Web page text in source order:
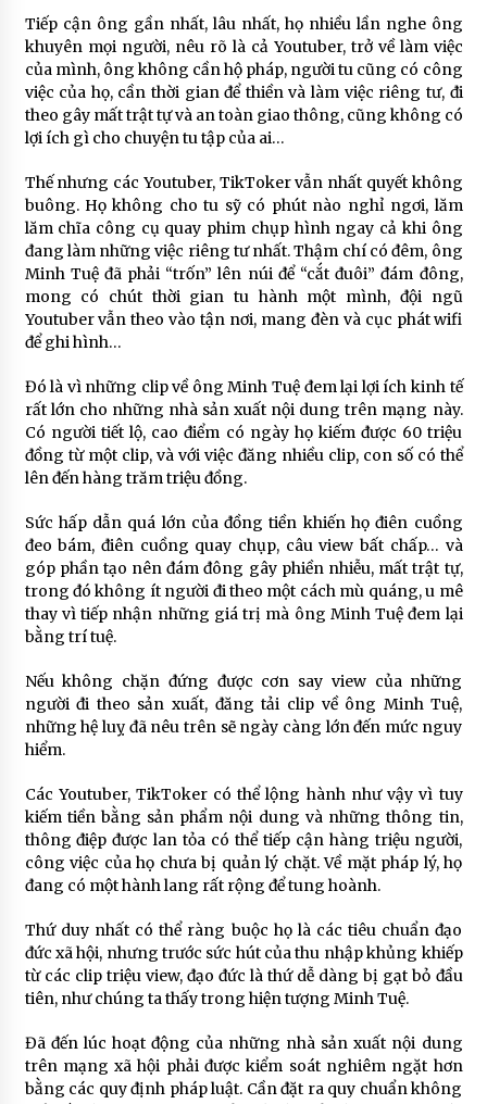
Tiếp cận ông gần nhất, lâu nhất, họ nhiều lần nghe ông
khuyên mọi người, nêu rõ là cả Youtuber, trở về làm việc
của mình, ông không cần hộ pháp, người tu cũng có công
việc của họ, cần thời gian để thiền và làm việc riêng tư, đi
theo gây mất trật tự và an toàn giao thông, cũng không có
lợi ích gì cho chuyện tu tập của ai…
Thế nhưng các Youtuber, TikToker vẫn nhất quyết không
buông. Họ không cho tu sỹ có phút nào nghỉ ngơi, lăm
lăm chĩa công cụ quay phim chụp hình ngay cả khi ông
đang làm những việc riêng tư nhất. Thậm chí có đêm, ông
Minh Tuệ đã phải “trốn” lên núi để “cắt đuôi” đám đông,
mong có chút thời gian tu hành một mình, đội ngũ
Youtuber vẫn theo vào tận nơi, mang đèn và cục phát wifi
để ghi hình…
Đó là vì những clip về ông Minh Tuệ đem lại lợi ích kinh tế
rất lớn cho những nhà sản xuất nội dung trên mạng này.
Có người tiết lộ, cao điểm có ngày họ kiếm được 60 triệu
đồng từ một clip, và với việc đăng nhiều clip, con số có thể
lên đến hàng trăm triệu đồng.
Sức hấp dẫn quá lớn của đồng tiền khiến họ điên cuồng
đeo bám, điên cuồng quay chụp, câu view bất chấp… và
góp phần tạo nên đám đông gây phiền nhiễu, mất trật tự,
trong đó không ít người đi theo một cách mù quáng, u mê
thay vì tiếp nhận những giá trị mà ông Minh Tuệ đem lại
bằng trí tuệ.
Nếu không chặn đứng được cơn say view của những
người đi theo sản xuất, đăng tải clip về ông Minh Tuệ,
những hệ luỵ đã nêu trên sẽ ngày càng lớn đến mức nguy
hiểm.
Các Youtuber, TikToker có thể lộng hành như vậy vì tuy
kiếm tiền bằng sản phẩm nội dung và những thông tin,
thông điệp được lan tỏa có thể tiếp cận hàng triệu người,
công việc của họ chưa bị quản lý chặt. Về mặt pháp lý, họ
đang có một hành lang rất rộng để tung hoành.
Thứ duy nhất có thể ràng buộc họ là các tiêu chuẩn đạo
đức xã hội, nhưng trước sức hút của thu nhập khủng khiếp
từ các clip triệu view, đạo đức là thứ dễ dàng bị gạt bỏ đầu
tiên, như chúng ta thấy trong hiện tượng Minh Tuệ.
Đã đến lúc hoạt động của những nhà sản xuất nội dung
trên mạng xã hội phải được kiểm soát nghiêm ngặt hơn
bằng các quy định pháp luật. Cần đặt ra quy chuẩn không